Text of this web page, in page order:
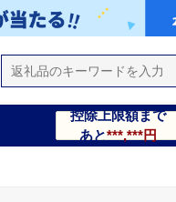
控除上限額まで
あと***,***円